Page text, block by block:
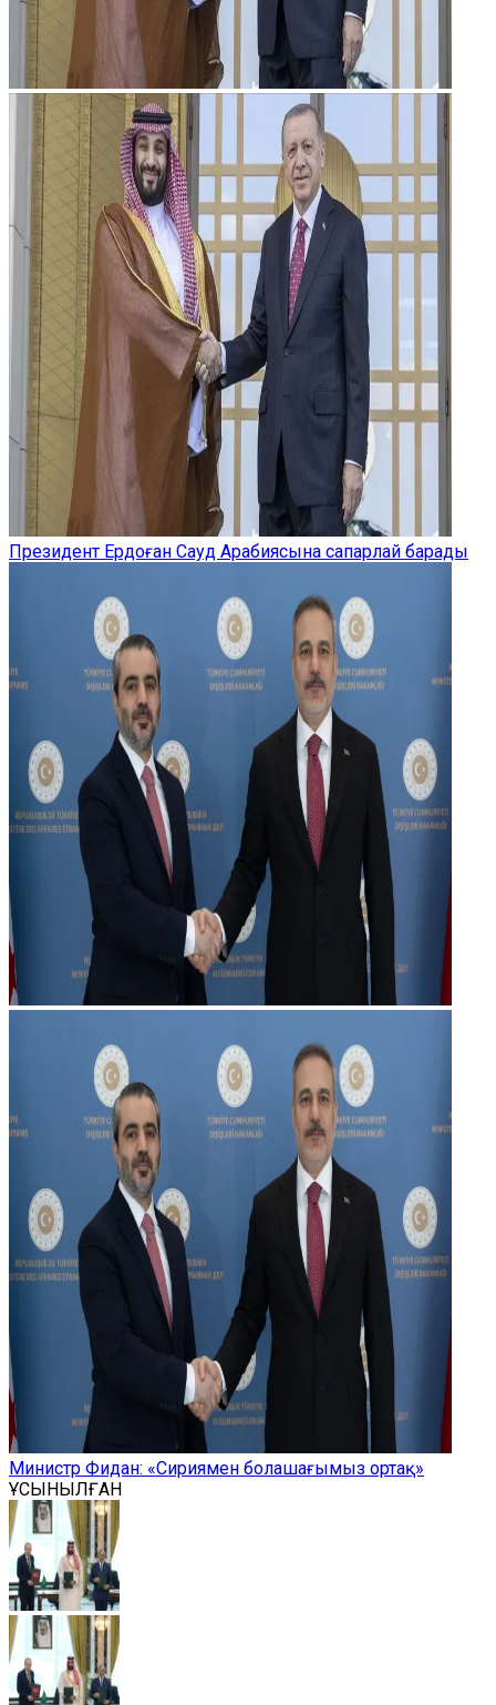
Президент Ердоған Сауд Арабиясына сапарлай барады
Министр Фидан: «Сириямен болашағымыз ортақ»
ҰСЫНЫЛҒАН